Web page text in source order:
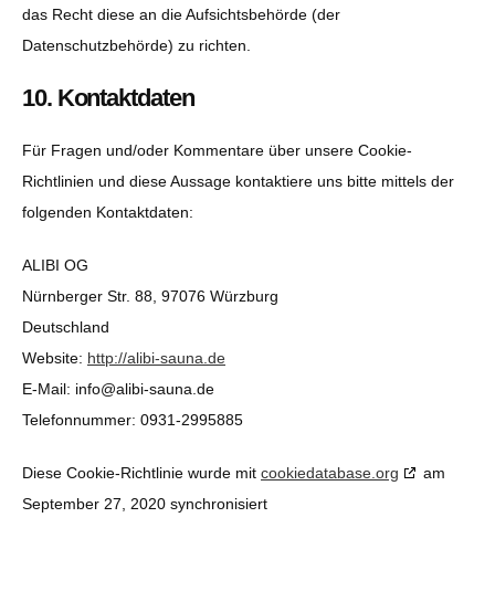
das Recht diese an die Aufsichtsbehörde (der
Datenschutzbehörde) zu richten.
10. Kontaktdaten
Für Fragen und/oder Kommentare über unsere Cookie-
Richtlinien und diese Aussage kontaktiere uns bitte mittels der
folgenden Kontaktdaten:
ALIBI OG
Nürnberger Str. 88, 97076 Würzburg
Deutschland
Website: http://alibi-sauna.de
E-Mail: ed.anuas-ibila@ofni
Telefonnummer: 0931-2995885
Diese Cookie-Richtlinie wurde mit cookiedatabase.org
am
September 27, 2020 synchronisiert